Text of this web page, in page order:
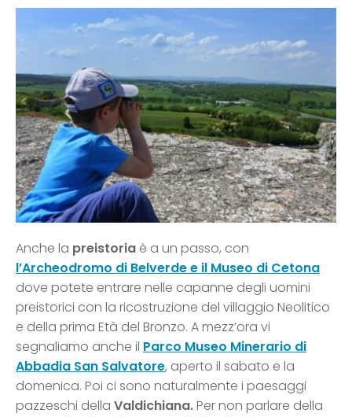
Anche la preistoria è a un passo, con
l’Archeodromo di Belverde e il Museo di Cetona
dove potete entrare nelle capanne degli uomini
preistorici con la ricostruzione del villaggio Neolitico
e della prima Età del Bronzo. A mezz’ora vi
segnaliamo anche il Parco Museo Minerario di
Abbadia San Salvatore, aperto il sabato e la
domenica. Poi ci sono naturalmente i paesaggi
pazzeschi della Valdichiana.Per non parlare della